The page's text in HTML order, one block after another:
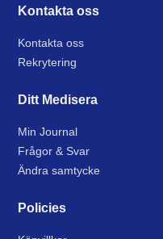
Kontakta oss
Kontakta oss
Rekrytering
Ditt Medisera
Min Journal
Frågor & Svar
Ändra samtycke
Policies